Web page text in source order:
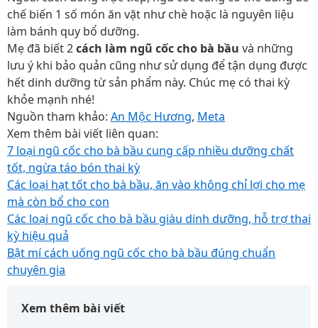
chế biến 1 số món ăn vặt như chè hoặc là nguyên liệu
làm bánh quy bổ dưỡng.
Mẹ đã biết 2cách làm ngũ cốc cho bà bầu và những
lưu ý khi bảo quản cũng như sử dụng để tận dụng được
hết dinh dưỡng từ sản phẩm này. Chúc mẹ có thai kỳ
khỏe mạnh nhé!
Nguồn tham khảo: An Mộc Hương, Meta
Xem thêm bài viết liên quan:
7 loại ngũ cốc cho bà bầu cung cấp nhiều dưỡng chất
tốt, ngừa táo bón thai kỳ
Các loại hạt tốt cho bà bầu, ăn vào không chỉ lợi cho mẹ
mà còn bổ cho con
Các loại ngũ cốc cho bà bầu giàu dinh dưỡng, hỗ trợ thai
kỳ hiệu quả
Bật mí cách uống ngũ cốc cho bà bầu đúng chuẩn
chuyên gia
Xem thêm bài viết